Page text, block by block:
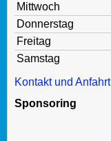
Mittwoch
Donnerstag
Freitag
Samstag
Kontakt und Anfahrt
Sponsoring